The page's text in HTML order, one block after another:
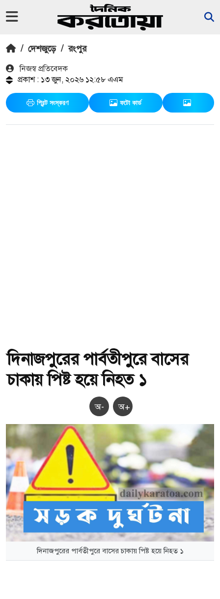
/ দেশজুড়ে / রংপুর
নিজস্ব প্রতিবেদক
প্রকাশ : ১৩ জুন, ২০২৬ ১২:৫৮ এএম
প্রিন্ট সংস্করণ ফটো কার্ড
দিনাজপুরের পার্বতীপুরে বাসের
চাকায় পিষ্ট হয়ে নিহত ১
অ- অ+
দিনাজপুরের পার্বতীপুরে বাসের চাকায় পিষ্ট হয়ে নিহত ১